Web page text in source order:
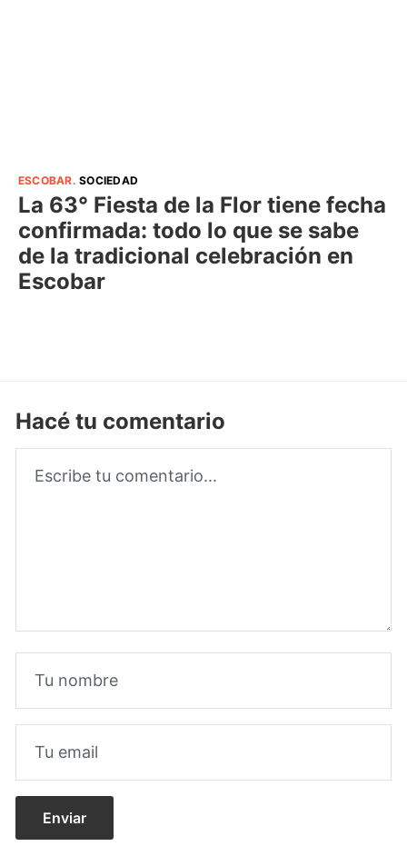
ESCOBAR.SOCIEDAD
La 63° Fiesta de la Flor tiene fecha
confirmada: todo lo que se sabe
de la tradicional celebración en
Escobar
Hacé tu comentario